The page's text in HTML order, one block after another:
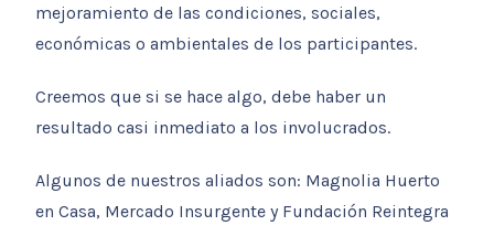
mejoramiento de las condiciones, sociales,
económicas o ambientales de los participantes.
Creemos que si se hace algo, debe haber un
resultado casi inmediato a los involucrados.
Algunos de nuestros aliados son: Magnolia Huerto
en Casa, Mercado Insurgente y Fundación Reintegra